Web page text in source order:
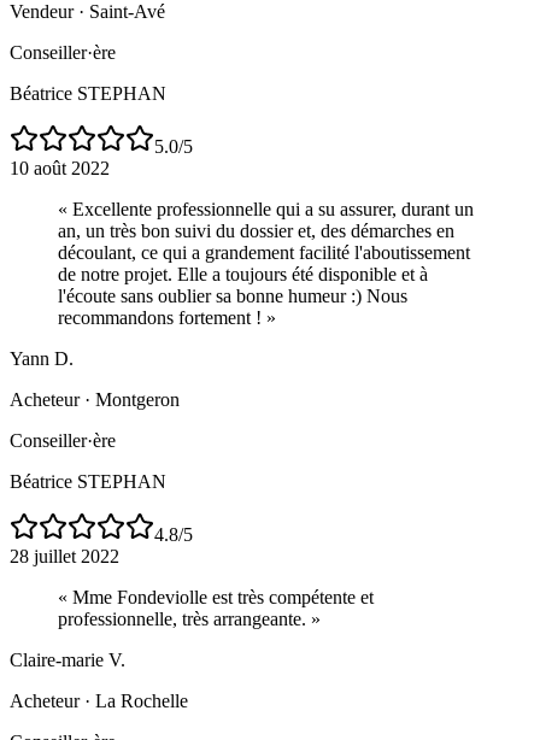
Vendeur· Saint-Avé
Conseiller·ère
Béatrice STEPHAN
5.0/5
10 août 2022
« Excellente professionnelle qui a su assurer, durant un
an, un très bon suivi du dossier et, des démarches en
découlant, ce qui a grandement facilité l'aboutissement
de notre projet. Elle a toujours été disponible et à
l'écoute sans oublier sa bonne humeur :) Nous
recommandons fortement ! »
Yann D.
Acheteur· Montgeron
Conseiller·ère
Béatrice STEPHAN
4.8/5
28 juillet 2022
« Mme Fondeviolle est très compétente et
professionnelle, très arrangeante. »
Claire-marie V.
Acheteur· La Rochelle